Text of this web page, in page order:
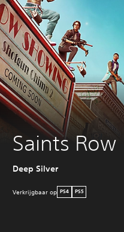
Saints Row
Deep Silver
Verkrijgbaar op PS4 PS5